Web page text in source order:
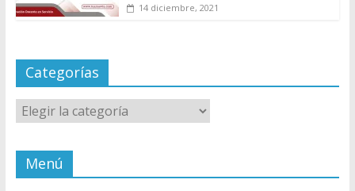
14 diciembre, 2021
Categorías
Categorías
Menú